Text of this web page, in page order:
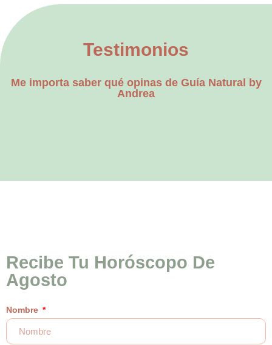
Testimonios
Me importa saber qué opinas de Guía Natural by
Andrea
Recibe Tu Horóscopo De
Agosto
Nombre